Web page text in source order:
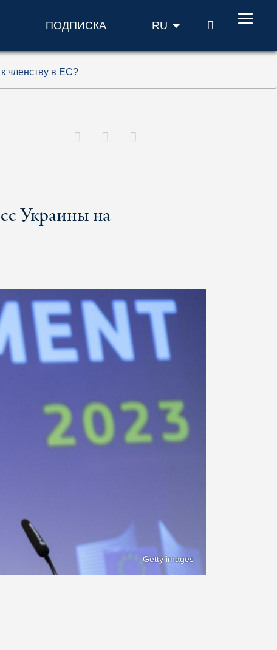
ПОДПИСКА RU ПОИСК
членству в ЕС?
Украины на
Getty images